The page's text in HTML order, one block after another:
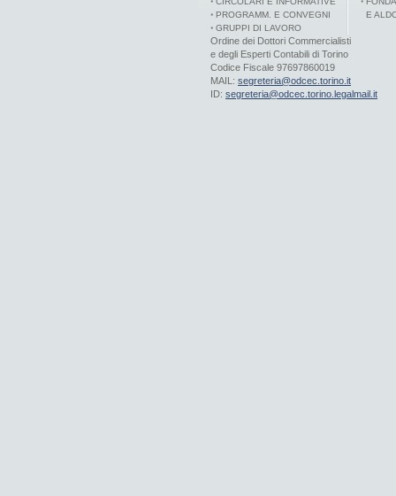
PROGRAMM. E CONVEGNI
GRUPPI DI LAVORO
E
Ordine dei Dottori Commercialisti
e degli Esperti Contabili di Torino
Codice Fiscale 97697860019
MAIL: segreteria@odcec.torino.it
ID: segreteria@odcec.torino.legalmail.it